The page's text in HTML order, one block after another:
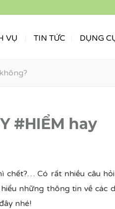
VỤ TIN TỨC DỤNG
#HIỂM hay
chết?… Có rất nhiều câu hỏi
những thông tin về các
nhé!